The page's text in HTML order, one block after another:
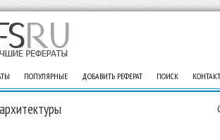
ПОПУЛЯРНЫЕ ДОБАВИТЬ РЕФЕРАТ ПОИСК